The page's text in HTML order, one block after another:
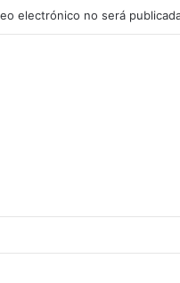
electrónico no será